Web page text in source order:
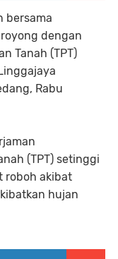
bersama
dengan
Tanah (TPT)
Rabu
(TPT) setinggi
roboh akibat
hujan